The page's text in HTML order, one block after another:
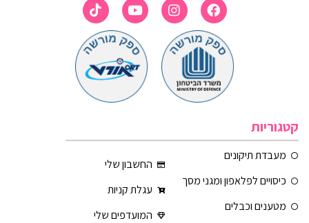
קטגוריות
מעבדת תיקונים
כיסויים לפלאפון ומגני מסך
מטענים וכבלים
החשבון שלי
עגלת קניות
המועדפים שלי